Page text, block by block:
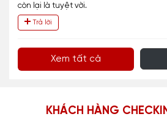
còn lại là tuyệt vời.
Trả lời
Xem tất cả
KHÁCH HÀNG